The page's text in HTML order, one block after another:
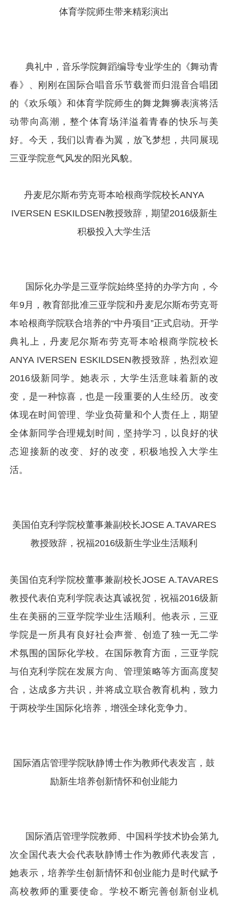
体育学院师生带来精彩演出
典礼中，音乐学院舞蹈编导专业学生的《舞动青
春》、刚刚在国际合唱音乐节载誉而归混音合唱团
的《欢乐颂》和体育学院师生的舞龙舞狮表演将活
动带向高潮，整个体育场洋溢着青春的快乐与美
好。今天，我们以青春为翼，放飞梦想，共同展现
三亚学院意气风发的阳光风貌。
丹麦尼尔斯布劳克哥本哈根商学院校长ANYA
IVERSEN ESKILDSEN教授致辞，期望2016级新生
积极投入大学生活
国际化办学是三亚学院始终坚持的办学方向，今
年9月，教育部批准三亚学院和丹麦尼尔斯布劳克哥
本哈根商学院联合培养的“中丹项目”正式启动。开学
典礼上，丹麦尼尔斯布劳克哥本哈根商学院校长
ANYA IVERSEN ESKILDSEN教授致辞，热烈欢迎
2016级新同学。她表示，大学生活意味着新的改
变，是一种惊喜，也是一段重要的人生经历。改变
体现在时间管理、学业负荷量和个人责任上，期望
全体新同学合理规划时间，坚持学习，以良好的状
态迎接新的改变、好的改变，积极地投入大学生
活。
美国伯克利学院校董事兼副校长JOSE A.TAVARES
教授致辞，祝福2016级新生学业生活顺利
美国伯克利学院校董事兼副校长JOSE A.TAVARES
教授代表伯克利学院表达真诚祝贺，祝福2016级新
生在美丽的三亚学院学业生活顺利。他表示，三亚
学院是一所具有良好社会声誉、创造了独一无二学
术氛围的国际化学校。在国际教育方面，三亚学院
与伯克利学院在发展方向、管理策略等方面高度契
合，达成多方共识，并将成立联合教育机构，致力
于两校学生国际化培养，增强全球化竞争力。
国际酒店管理学院耿静博士作为教师代表发言，鼓
励新生培养创新情怀和创业能力
国际酒店管理学院教师、中国科学技术协会第九
次全国代表大会代表耿静博士作为教师代表发言，
她表示，培养学生创新情怀和创业能力是时代赋予
高校教师的重要使命。学校不断完善创新创业机